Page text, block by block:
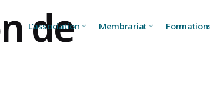
L’association Membrariat
de